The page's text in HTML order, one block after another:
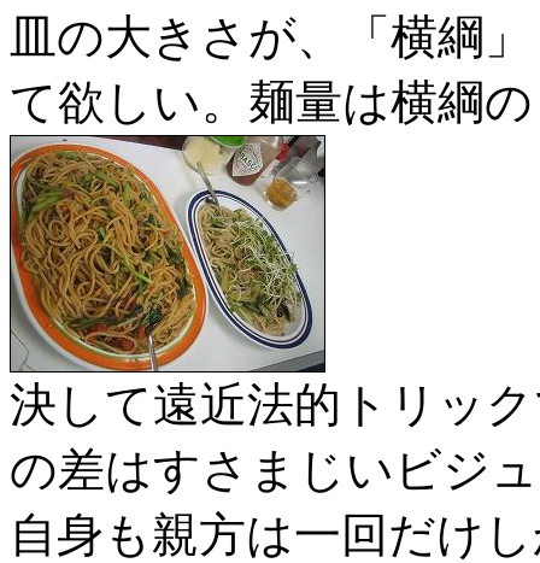
皿の大きさが、「横綱
て欲しい。麺量は横綱
決して遠近法的トリッ
の差はすさまじいビジ
自身も親方は一回だけ